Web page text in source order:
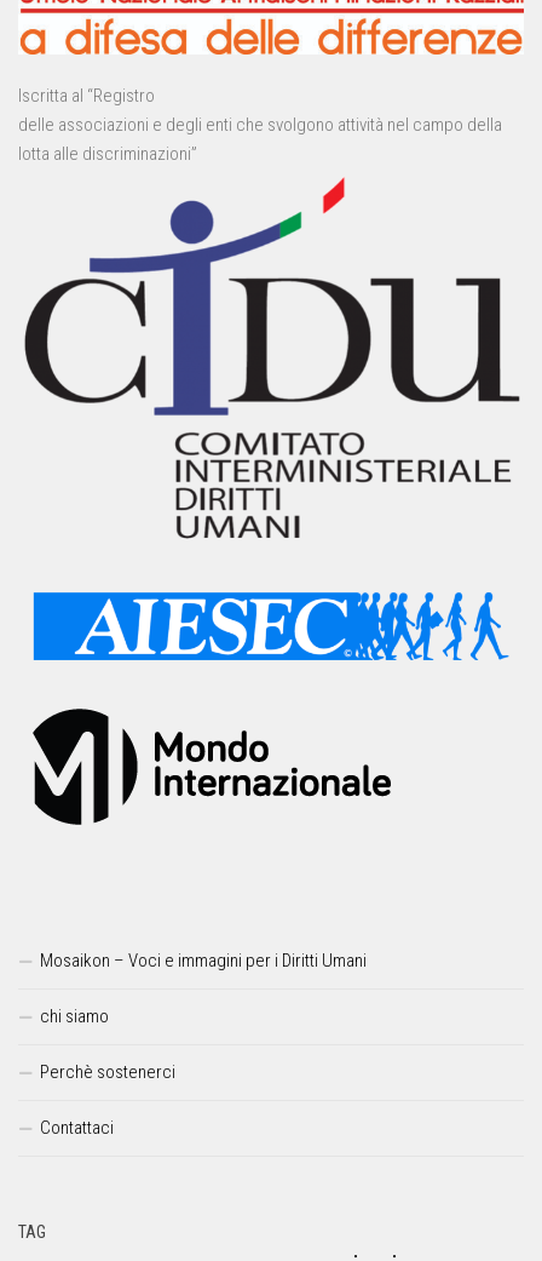
Iscritta al “Registro
delle associazioni e degli enti che svolgono attività nel campo della
lotta alle discriminazioni”
Mosaikon – Voci e immagini per i Diritti Umani
chi siamo
Perchè sostenerci
Contattaci
TAG